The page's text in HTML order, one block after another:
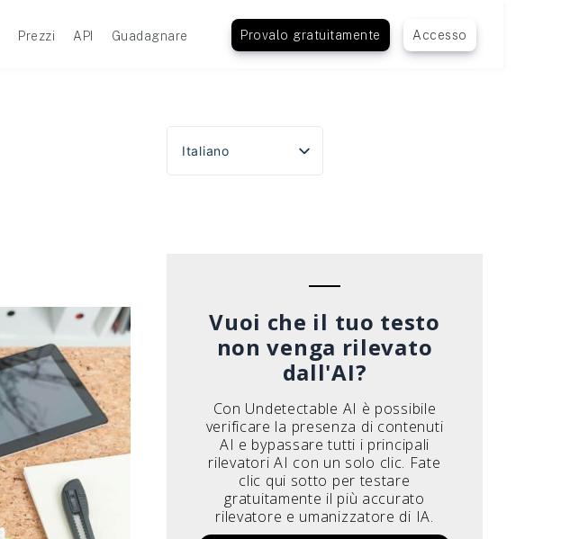
Prezzi API Guadagnare Provalo gratuitamente Accesso
Italiano
English
Vuoi che il tuo testo
non venga rilevato
dall'AI?
Con Undetectable AI è possibile
verificare la presenza di contenuti
AI e bypassare tutti i principali
rilevatori AI con un solo clic. Fate
clic qui sotto per testare
gratuitamente il più accurato
rilevatore e umanizzatore di IA.